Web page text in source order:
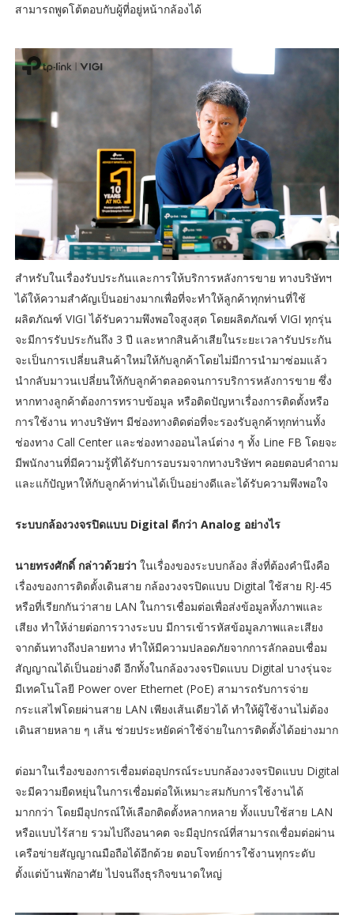
สามารถพูดโต้ตอบกับผู้ที่อยู่หน้ากล้องได้
สำหรับในเรื่องรับประกันและการให้บริการหลังการขาย ทางบริษัทฯ
ได้ให้ความสำคัญเป็นอย่างมากเพื่อที่จะทำให้ลูกค้าทุกท่านที่ใช้
ผลิตภัณฑ์ VIGI ได้รับความพึงพอใจสูงสุด โดยผลิตภัณฑ์ VIGI ทุกรุ่น
จะมีการรับประกันถึง 3 ปี และหากสินค้าเสียในระยะเวลารับประกัน
จะเป็นการเปลี่ยนสินค้าใหม่ให้กับลูกค้าโดยไม่มีการนำมาซ่อมแล้ว
นำกลับมาวนเปลี่ยนให้กับลูกค้าตลอดจนการบริการหลังการขาย ซึ่ง
หากทางลูกค้าต้องการทราบข้อมูล หรือติดปัญหาเรื่องการติดตั้งหรือ
การใช้งาน ทางบริษัทฯ มีช่องทางติดต่อที่จะรองรับลูกค้าทุกท่านทั้ง
ช่องทาง Call Center และช่องทางออนไลน์ต่าง ๆ ทั้ง Line FB โดยจะ
มีพนักงานที่มีความรู้ที่ได้รับการอบรมจากทางบริษัทฯ คอยตอบคำถาม
และแก้ปัญหาให้กับลูกค้าท่านได้เป็นอย่างดีและได้รับความพึงพอใจ
ระบบกล้องวงจรปิดแบบ Digital ดีกว่า Analog อย่างไร
นายทรงศักดิ์ กล่าวด้วยว่า ในเรื่องของระบบกล้อง สิ่งที่ต้องคำนึงคือ
เรื่องของการติดตั้งเดินสาย กล้องวงจรปิดแบบ Digital ใช้สาย RJ-45
หรือที่เรียกกันว่าสาย LAN ในการเชื่อมต่อเพื่อส่งข้อมูลทั้งภาพและ
เสียง ทำให้ง่ายต่อการวางระบบ มีการเข้ารหัสข้อมูลภาพและเสียง
จากต้นทางถึงปลายทาง ทำให้มีความปลอดภัยจากการลักลอบเชื่อม
สัญญาณได้เป็นอย่างดี อีกทั้งในกล้องวงจรปิดแบบ Digital บางรุ่นจะ
มีเทคโนโลยี Power over Ethernet (PoE) สามารถรับการจ่าย
กระแสไฟโดยผ่านสาย LAN เพียงเส้นเดียวได้ ทำให้ผู้ใช้งานไม่ต้อง
เดินสายหลาย ๆ เส้น ช่วยประหยัดค่าใช้จ่ายในการติดตั้งได้อย่างมาก
ต่อมาในเรื่องของการเชื่อมต่ออุปกรณ์ระบบกล้องวงจรปิดแบบ Digital
จะมีความยืดหยุ่นในการเชื่อมต่อให้เหมาะสมกับการใช้งานได้
มากกว่า โดยมีอุปกรณ์ให้เลือกติดตั้งหลากหลาย ทั้งแบบใช้สาย LAN
หรือแบบไร้สาย รวมไปถึงอนาคต จะมีอุปกรณ์ที่สามารถเชื่อมต่อผ่าน
เครือข่ายสัญญาณมือถือได้อีกด้วย ตอบโจทย์การใช้งานทุกระดับ
ตั้งแต่บ้านพักอาศัย ไปจนถึงธุรกิจขนาดใหญ่